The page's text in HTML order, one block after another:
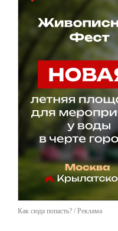
Как сюда попасть? / Реклама